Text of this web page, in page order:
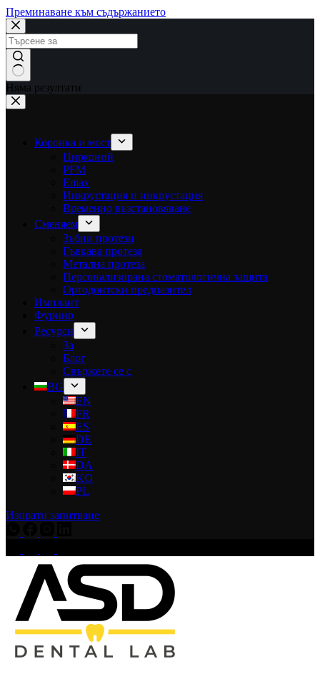
Преминаване към съдържанието
Няма резултати
Коронка и мост
Цирконий
PFM
Emax
Инкрустация и инкрустация
Временно възстановяване
Сменяем
Зъбни протези
Гъвкава протеза
Метална протеза
Персонализирана стоматологична защита
Ортодонтски предпазител
Имплант
Фурнир
Ресурси
За
Блог
Свържете се с
BG
EN
FR
ES
DE
IT
DA
KO
PL
Изпрати запитване